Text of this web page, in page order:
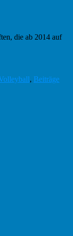
die ab 2014 auf
, Beiträge